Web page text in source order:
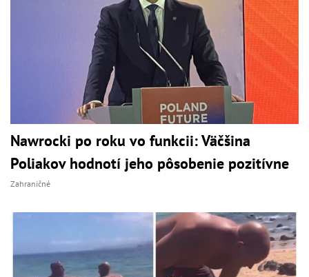
Nawrocki po roku vo funkcii: Väčšina
Poliakov hodnotí jeho pôsobenie pozitívne
Zahraničné